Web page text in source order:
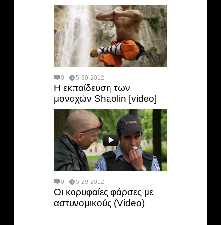
0 5-30-2012
Η εκπαίδευση των
μοναχών Shaolin [video]
0 5-29-2012
Οι κορυφαίες φάρσες με
αστυνομικούς (Video)